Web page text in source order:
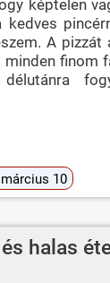
képtelen
kedves
A pizzát
finom
10
halas